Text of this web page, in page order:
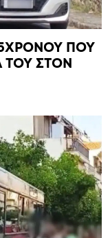
ΠΟΥ
ΤΟΥ ΣΤΟΝ